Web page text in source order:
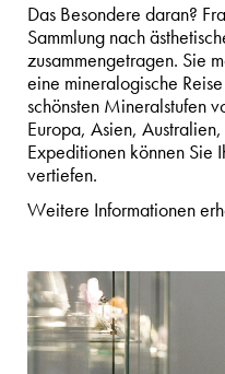
Das Besondere daran?
Sammlung nach
zusammengetragen. Sie
eine mineralogische
schönsten Mineralstufen
Europa, Asien,
Expeditionen können Sie
vertiefen.
Weitere Informationen